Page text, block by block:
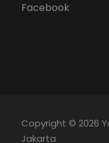
Facebook
Copyright © 2026
Jakarta